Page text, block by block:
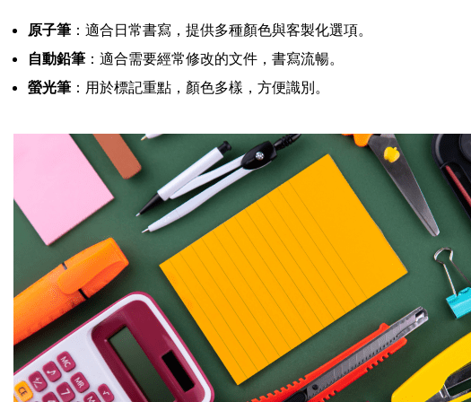
原子筆 ：適合日常書寫，提供多種顏色與客製化選項。
自動鉛筆 ：適合需要經常修改的文件，書寫流暢。
螢光筆 ：用於標記重點，顏色多樣，方便識別。